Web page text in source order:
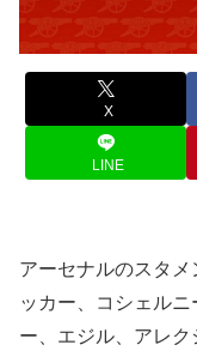
X
LINE
アーセナルのスタ
ッカー、コシェル
ー、エジル、アレ